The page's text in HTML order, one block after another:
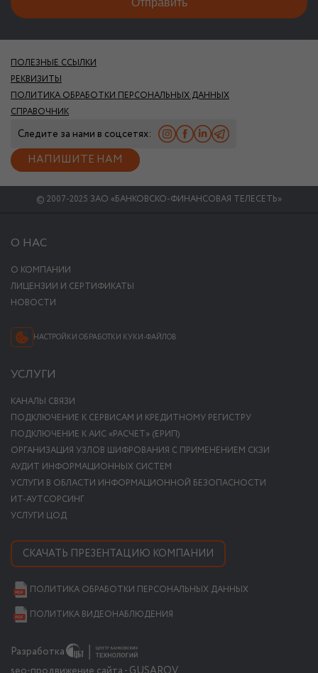
ПОЛЕЗНЫЕ ССЫЛКИ
РЕКВИЗИТЫ
ПОЛИТИКА ОБРАБОТКИ ПЕРСОНАЛЬНЫХ ДАННЫХ
СПРАВОЧНИК
Следите за нами в соцсетях:
НАПИШИТЕ НАМ
© 2007-2025 ЗАО «БАНКОВСКО-ФИНАНСОВАЯ ТЕЛЕСЕТЬ»
О НАС
О КОМПАНИИ
ЛИЦЕНЗИИ И СЕРТИФИКАТЫ
НОВОСТИ
НАСТРОЙКИ ОБРАБОТКИ КУКИ-ФАЙЛОВ
УСЛУГИ
КАНАЛЫ СВЯЗИ
ПОДКЛЮЧЕНИЕ К СЕРВИСАМ И КРЕДИТНОМУ РЕГИСТРУ
ПОДКЛЮЧЕНИЕ К АИС «РАСЧЕТ» (ЕРИП)
ОРГАНИЗАЦИЯ УЗЛОВ ШИФРОВАНИЯ С ПРИМЕНЕНИЕМ СКЗИ
АУДИТ ИНФОРМАЦИОННЫХ СИСТЕМ
УСЛУГИ В ОБЛАСТИ ИНФОРМАЦИОННОЙ БЕЗОПАСНОСТИ
ИТ-АУТСОРСИНГ
УСЛУГИ ЦОД
СКАЧАТЬ ПРЕЗЕНТАЦИЮ КОМПАНИИ
ПОЛИТИКА ОБРАБОТКИ ПЕРСОНАЛЬНЫХ ДАННЫХ
ПОЛИТИКА ВИДЕОНАБЛЮДЕНИЯ
Разработка